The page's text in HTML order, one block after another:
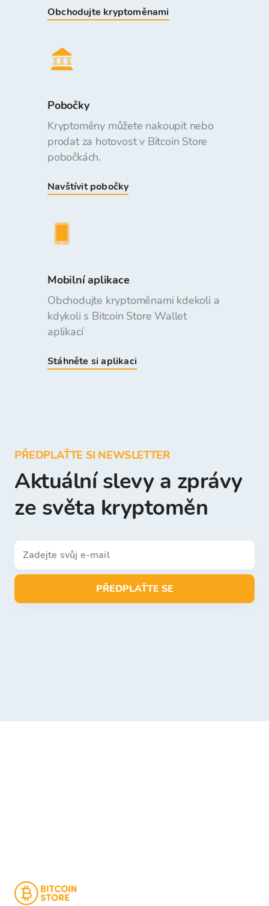
Obchodujte kryptoměnami
Pobočky
Kryptoměny můžete nakoupit nebo
prodat za hotovost v Bitcoin Store
pobočkách.
Navštívit pobočky
Mobilní aplikace
Obchodujte kryptoměnami kdekoli a
kdykoli s Bitcoin Store Wallet
aplikací
Stáhněte si aplikaci
PŘEDPLAŤTE SI NEWSLETTER
Aktuální slevy a zprávy
ze světa kryptoměn
PŘEDPLAŤTE SE